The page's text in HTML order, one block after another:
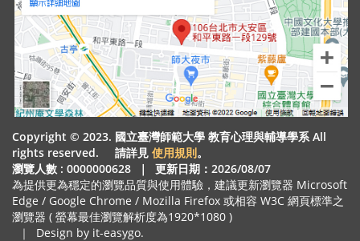
Copyright © 2023. 國立臺灣師範大學 教育心理與輔導學系 All
rights reserved. 請詳見 使用規則。
瀏覽人數 : 0000000628
｜
更新日期：2026/08/07
為提供更為穩定的瀏覽品質與使用體驗，建議更新瀏覽器 Microsoft
Edge / Google Chrome / Mozilla Firefox 或相容 W3C 網頁標準之
瀏覽器 ( 螢幕最佳瀏覽解析度為1920*1080 )
｜
Design by it-easygo.